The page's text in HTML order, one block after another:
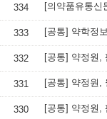
334 [의약품유통신
333 [공통] 약학정
332 [공통] 약정원,
331 [공통] 약정원,
330 [공통] 약정원,